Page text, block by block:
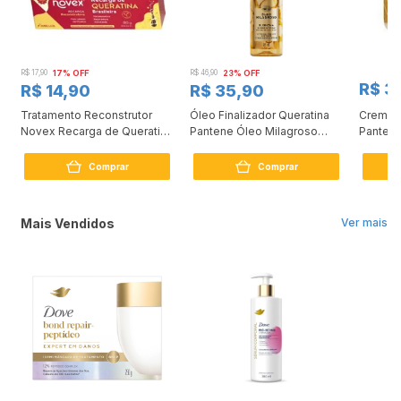
R$ 17,90 17% OFF
R$ 14,90
Tratamento Reconstrutor
Novex Recarga de Queratina
Comprar
R$ 46,90 23% OFF
R$ 35,90
Óleo Finalizador Queratina
Pantene Óleo Milagroso
Comprar
R$
Creme
Ver mais
Mais Vendidos